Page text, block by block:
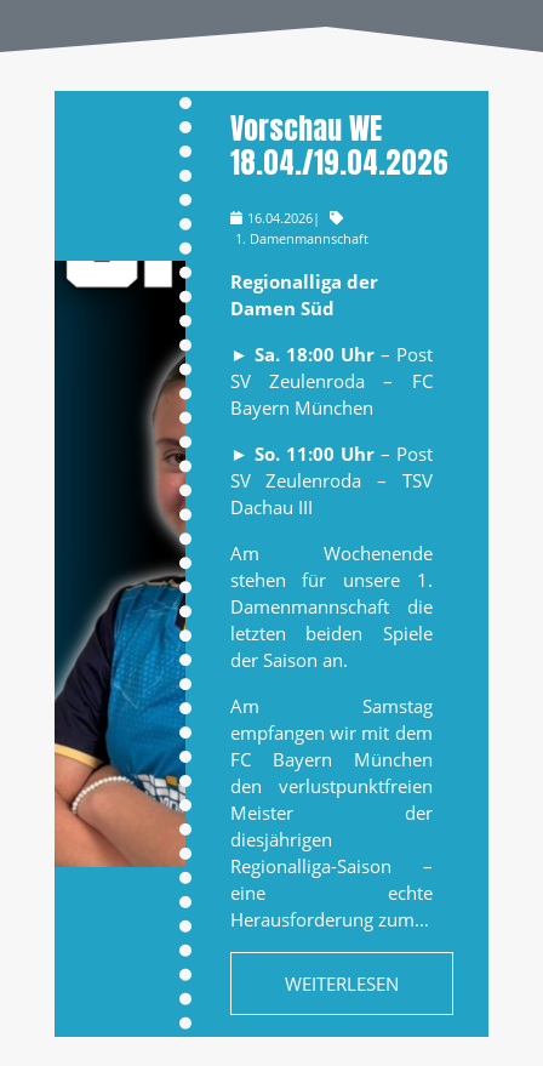
Vorschau WE
18.04./19.04.2026
16.04.2026|
1. Damenmannschaft
Regionalliga der
Damen Süd
► Sa. 18:00 Uhr– Post
SV Zeulenroda – FC
Bayern München
► So. 11:00 Uhr– Post
SV Zeulenroda – TSV
Dachau III
Am Wochenende
stehen für unsere 1.
Damenmannschaft die
letzten beiden Spiele
der Saison an.
Am Samstag
empfangen wir mit dem
FC Bayern München
den verlustpunktfreien
Meister der
diesjährigen
Regionalliga-Saison –
eine echte
Herausforderung zum…
WEITERLESEN